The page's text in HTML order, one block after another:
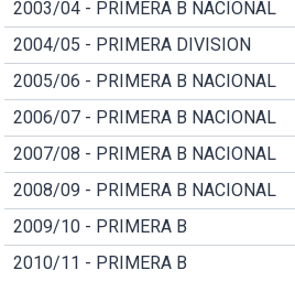
2003/04 - PRIMERA B NACIONAL
2004/05 - PRIMERA DIVISION
2005/06 - PRIMERA B NACIONAL
2006/07 - PRIMERA B NACIONAL
2007/08 - PRIMERA B NACIONAL
2008/09 - PRIMERA B NACIONAL
2009/10 - PRIMERA B
2010/11 - PRIMERA B